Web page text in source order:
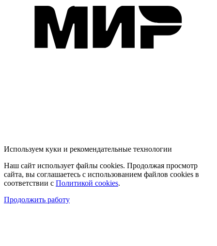
Используем куки и рекомендательные технологии
Наш сайт использует файлы cookies. Продолжая просмотр
сайта, вы соглашаетесь с использованием файлов cookies в
соответствии с Политикой cookies.
Продолжить работу